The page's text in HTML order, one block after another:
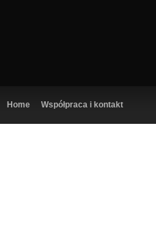
Home Współpraca i kontakt